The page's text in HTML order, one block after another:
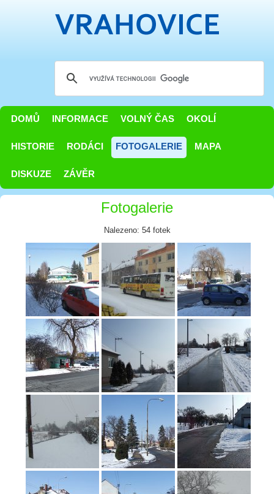
DOMŮ INFORMACE VOLNÝ ČAS OKOLÍ
HISTORIE RODÁCI FOTOGALERIE MAPA
DISKUZE ZÁVĚR
Fotogalerie
Nalezeno: 54 fotek